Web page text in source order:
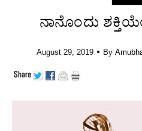
ನಾನೊಂದು
August 29, 2019 • By